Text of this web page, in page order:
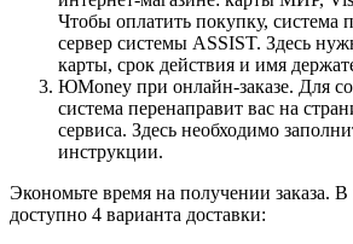
Чтобы оплатить покупку, система
сервер системы ASSIST. Здесь
карты, срок действия и имя
ЮMoney при онлайн-заказе. Для
система перенаправит вас на
сервиса. Здесь необходимо
инструкции.
Экономьте время на получении заказа. В
доступно 4 варианта доставки: